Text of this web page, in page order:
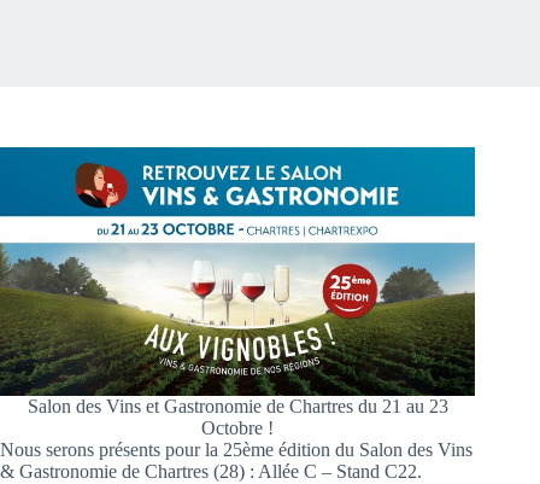
Salon des Vins et Gastronomie de Chartres du 21 au 23
Octobre !
Nous serons présents pour la 25ème édition du Salon des Vins
& Gastronomie de Chartres (28) : Allée C – Stand C22.